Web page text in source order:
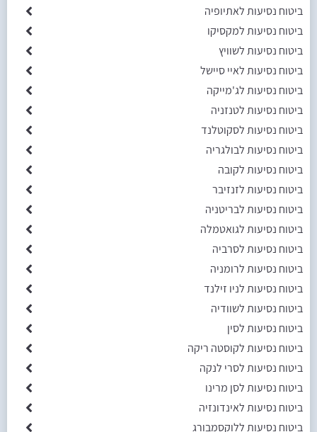
ביטוח נסיעות לאתיופיה
ביטוח נסיעות למקסיקו
ביטוח נסיעות לשוויץ
ביטוח נסיעות לאיי סיישל
ביטוח נסיעות לג'מייקה
ביטוח נסיעות לטנזניה
ביטוח נסיעות לסקוטלנד
ביטוח נסיעות לבולגריה
ביטוח נסיעות לקובה
ביטוח נסיעות לזנזיבר
ביטוח נסיעות לבריטניה
ביטוח נסיעות לגואטמלה
ביטוח נסיעות לסרביה
ביטוח נסיעות לרומניה
ביטוח נסיעות לניו זילנד
ביטוח נסיעות לשוודיה
ביטוח נסיעות לסין
ביטוח נסיעות לקוסטה ריקה
ביטוח נסיעות לסרי לנקה
ביטוח נסיעות לסן מרינו
ביטוח נסיעות לאינדונזיה
ביטוח נסיעות ללוקסמבורג